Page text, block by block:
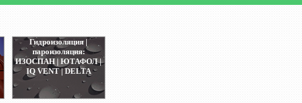
Гидроизоляция |
пароизоляция:
ИЗОСПАН | ЮТАФОЛ |
IQ VENT | DELTA